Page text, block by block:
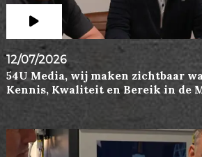
12/07/2026
54U Media, wij maken zichtbaar
Kennis, Kwaliteit en Bereik in de